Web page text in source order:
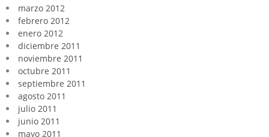
marzo 2012
febrero 2012
enero 2012
diciembre 2011
noviembre 2011
octubre 2011
septiembre 2011
agosto 2011
julio 2011
junio 2011
mayo 2011